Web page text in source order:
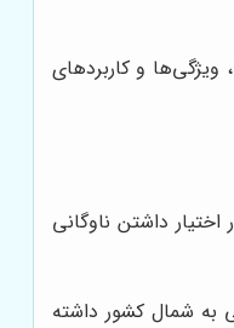
ویژگی‌ها و کاربردهای
داشتن ناوگانی
به شمال کشور داشته